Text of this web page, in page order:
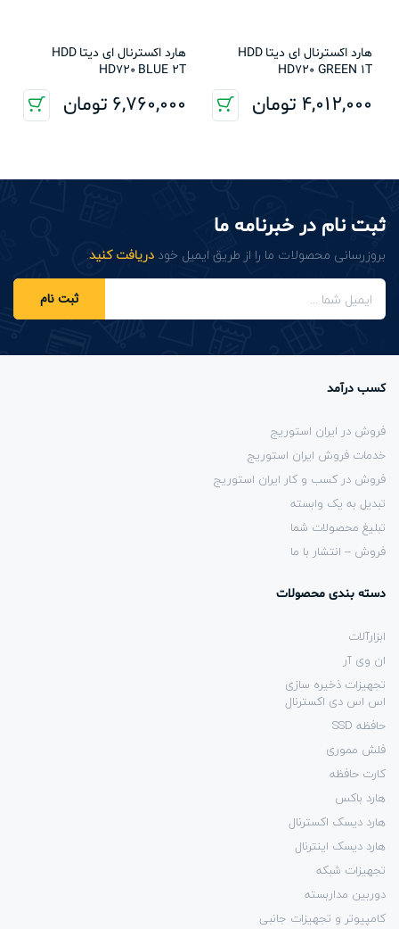
هارد اکسترنال ای دیتا HDD
HD720 GREEN 1T
4,012,000 تومان
هارد اکسترنال ای دیتا HDD
HD720 BLUE 2T
6,760,000 تومان
ثبت نام در خبرنامه ما
بروزرسانی محصولات ما را از طریق ایمیل خود دریافت کنید.
ثبت نام
کسب درآمد
فروش در ایران استوریج
خدمات فروش ایران استوریج
فروش در کسب و کار ایران استوریج
تبدیل به یک وابسته
تبلیغ محصولات شما
فروش – انتشار با ما
دسته بندی محصولات
ابزارآلات
ان وی آر
تجهیزات ذخیره سازی
اس اس دی اکسترنال
حافظه SSD
فلش مموری
کارت حافظه
هارد باکس
هارد دیسک اکسترنال
هارد دیسک اینترنال
تجهیزات شبکه
دوربین مداربسته
کامپیوتر و تجهیزات جانبی